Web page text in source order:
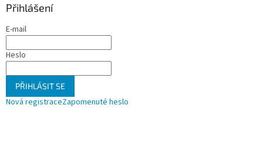
Přihlášení
E-mail
Heslo
PŘIHLÁSIT SE
Nová registraceZapomenuté heslo